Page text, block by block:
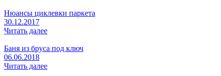
Нюансы циклевки паркета
30.12.2017
Читать далее
Баня из бруса под ключ
06.06.2018
Читать далее